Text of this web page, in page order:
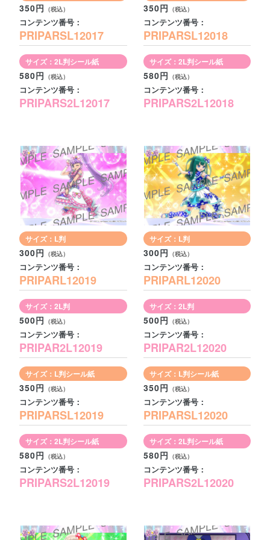
350円
コンテンツ番号：
PRIPARSL12017
サイズ：2L判シール紙
580円
コンテンツ番号：
PRIPARS2L12017
350円
コンテンツ番号：
PRIPARSL12018
サイズ：2L判シール紙
580円
コンテンツ番号：
PRIPARS2L12018
サイズ：L判
300円
コンテンツ番号：
PRIPARL12019
サイズ：2L判
500円
コンテンツ番号：
PRIPAR2L12019
サイズ：L判シール紙
350円
コンテンツ番号：
PRIPARSL12019
サイズ：2L判シール紙
580円
コンテンツ番号：
PRIPARS2L12019
サイズ：L判
300円
コンテンツ番号：
PRIPARL12020
サイズ：2L判
500円
コンテンツ番号：
PRIPAR2L12020
サイズ：L判シール紙
350円
コンテンツ番号：
PRIPARSL12020
サイズ：2L判シール紙
580円
コンテンツ番号：
PRIPARS2L12020